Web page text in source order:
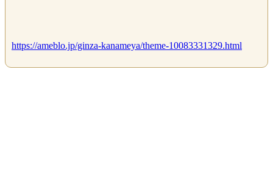
https://ameblo.jp/ginza-kanameya/theme-10083331329.html